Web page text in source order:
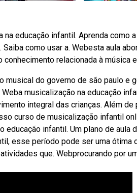
educação infantil. Aprenda como
como usar a. Webesta aula
relacionada à música
musical do governo de são paulo e
musicalização na educação
integral das crianças. Além de
curso de musicalização infantil
infantil. Um plano de aula
esse período pode ser uma ótima
que. Webprocurando por